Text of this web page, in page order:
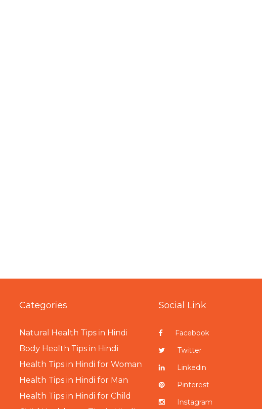
Categories
Natural Health Tips in Hindi
Body Health Tips in Hindi
Health Tips in Hindi for Woman
Health Tips in Hindi for Man
Health Tips in Hindi for Child
Social Link
Facebook
Twitter
Linkedin
Pinterest
Instagram